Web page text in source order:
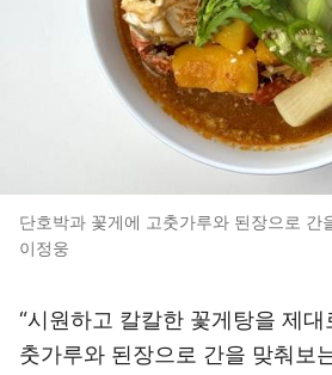
단호박과 꽃게에 고춧가루와 된장으로 간
이정웅
“시원하고 칼칼한 꽃게탕을 제
춧가루와 된장으로 간을 맞춰보